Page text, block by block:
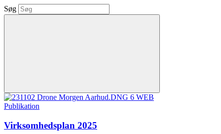
Søg
Publikation
Virksomhedsplan 2025